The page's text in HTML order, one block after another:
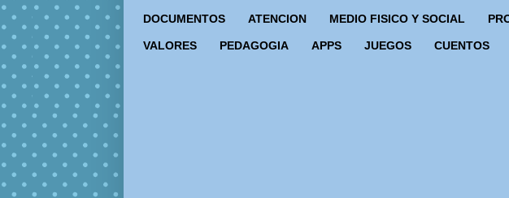
DOCUMENTOS ATENCION MEDIO FISICO Y SOCIAL
VALORES PEDAGOGIA APPS JUEGOS CUENTOS